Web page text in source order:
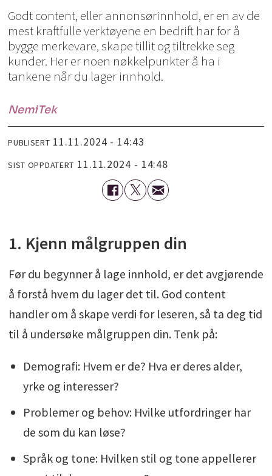
Godt content, eller annonsørinnhold, er en av de
mest kraftfulle verktøyene en bedrift har for å
bygge merkevare, skape tillit og tiltrekke seg
kunder. Her er noen nøkkelpunkter å ha i
tankene når du lager innhold.
NemiTek
PUBLISERT 11.11.2024 - 14:43
SIST OPPDATERT 11.11.2024 - 14:48
1. Kjenn målgruppen din
Før du begynner å lage innhold, er det avgjørende
å forstå hvem du lager det til. God content
handler om å skape verdi for leseren, så ta deg tid
til å undersøke målgruppen din. Tenk på:
Demografi: Hvem er de? Hva er deres alder,
yrke og interesser?
Problemer og behov: Hvilke utfordringer har
de som du kan løse?
Språk og tone: Hvilken stil og tone appellerer